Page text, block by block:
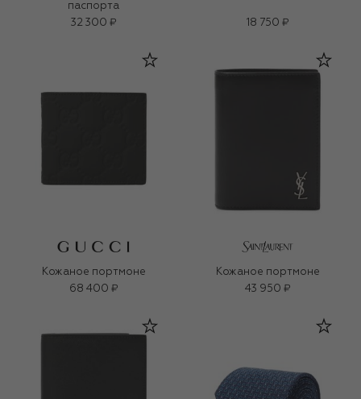
паспорта
32 300 ₽
18 750 ₽
Кожаное портмоне
68 400 ₽
Кожаное портмоне
43 950 ₽